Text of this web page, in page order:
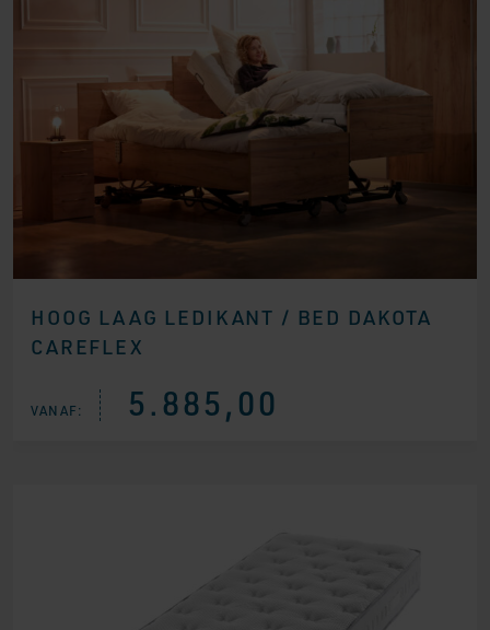
HOOG LAAG LEDIKANT / BED DAKOTA
CAREFLEX
VANAF: 5.885,00